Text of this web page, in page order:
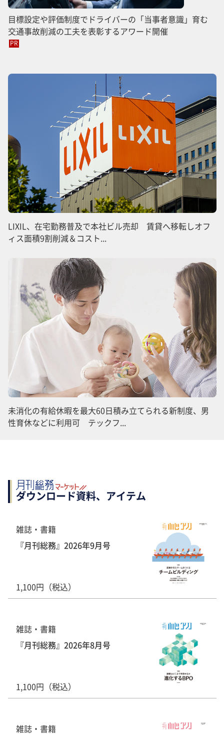
目標設定や評価制度でドライバーの「当事者意識」育む
交通事故削減の工夫を表彰するアワード開催
PR
LIXIL、在宅勤務普及で本社ビル売却 賃貸へ移転しオフ
ィス面積9割削減＆コスト...
未消化の有給休暇を最大60日積み立てられる新制度、男
性育休などに利用可 テックフ...
ダウンロード資料、アイテム
雑誌・書籍
『月刊総務』2026年9月号
1,100円（税込）
雑誌・書籍
『月刊総務』2026年8月号
1,100円（税込）
雑誌・書籍